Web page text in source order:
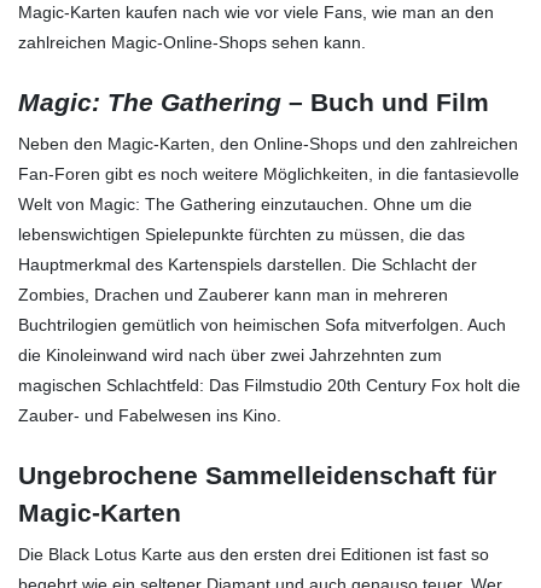
Magic-Karten kaufen nach wie vor viele Fans, wie man an den
zahlreichen Magic-Online-Shops sehen kann.
Magic: The Gathering – Buch und Film
Neben den Magic-Karten, den Online-Shops und den zahlreichen
Fan-Foren gibt es noch weitere Möglichkeiten, in die fantasievolle
Welt von Magic: The Gathering einzutauchen. Ohne um die
lebenswichtigen Spielepunkte fürchten zu müssen, die das
Hauptmerkmal des Kartenspiels darstellen. Die Schlacht der
Zombies, Drachen und Zauberer kann man in mehreren
Buchtrilogien gemütlich von heimischen Sofa mitverfolgen. Auch
die Kinoleinwand wird nach über zwei Jahrzehnten zum
magischen Schlachtfeld: Das Filmstudio 20th Century Fox holt die
Zauber- und Fabelwesen ins Kino.
Ungebrochene Sammelleidenschaft für
Magic-Karten
Die Black Lotus Karte aus den ersten drei Editionen ist fast so